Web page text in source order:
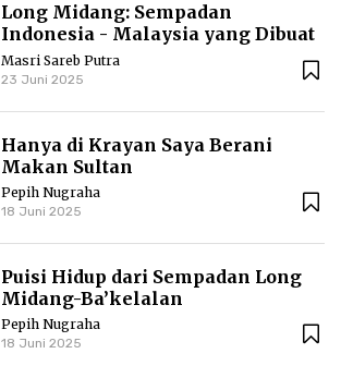
Long Midang: Sempadan
Indonesia - Malaysia yang Dibuat
Kolonial
Masri Sareb Putra
23 Juni 2025
Hanya di Krayan Saya Berani
Makan Sultan
Pepih Nugraha
18 Juni 2025
Puisi Hidup dari Sempadan Long
Midang-Ba’kelalan
Pepih Nugraha
18 Juni 2025